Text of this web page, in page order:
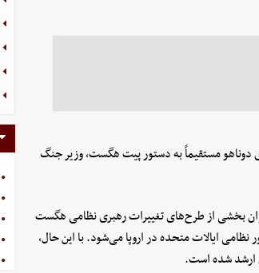
دوناهو مستقیماً به دستور پیت هگست، وزیر جنگ
بخشی از طرح‌های تغییرات رهبری نظامی هگست
ایالات متحده در اروپا می‌شود. با این حال،
ارشد شده است.